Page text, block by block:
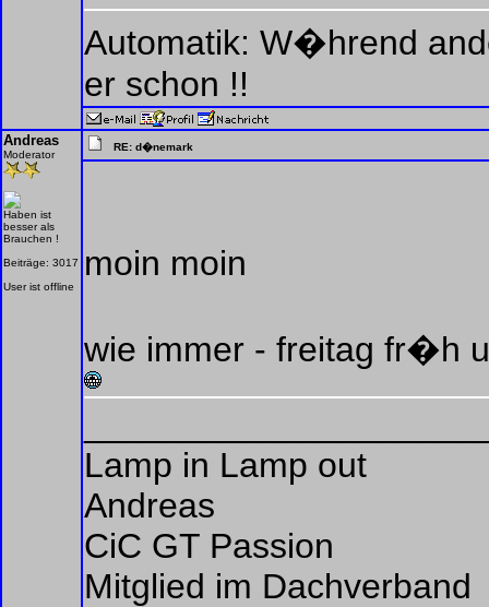
Automatik: W�hrend
er schon !!
Andreas
Moderator
Haben ist
besser als
Brauchen !
Beiträge: 3017
User ist offline
RE: d�nemark
moin moin
wie immer - freitag fr�h
Lamp in Lamp out
Andreas
CiC GT Passion
Mitglied im Dachverband